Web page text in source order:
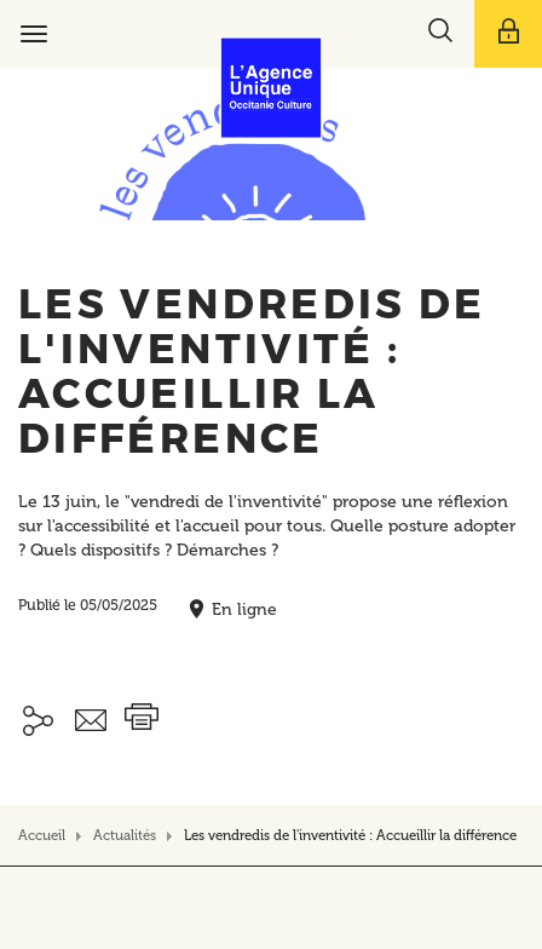
Toggle
LES VENDREDIS DE
L'INVENTIVITÉ :
ACCUEILLIR LA
DIFFÉRENCE
Le 13 juin, le "vendredi de l'inventivité" propose une réflexion
sur l'accessibilité et l'accueil pour tous. Quelle posture adopter
? Quels dispositifs ? Démarches ?
Publié le 05/05/2025 En ligne
Accueil Actualités Les vendredis de l'inventivité : Accueillir la différence